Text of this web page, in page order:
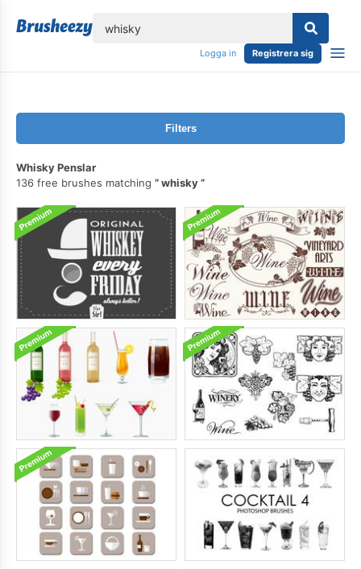
Logga in Registrera sig
Filters
Whisky Penslar
136 free brushes matching
whisky